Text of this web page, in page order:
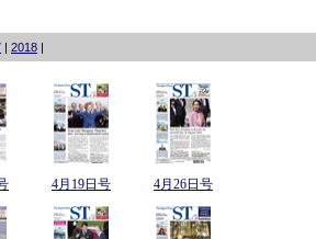
| 2018 |
4月19日号 4月26日号